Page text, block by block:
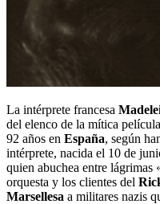
La intérprete francesa
del elenco de la mítica
92 años en España, según
intérprete, nacida el 10 de
quien abuchea entre lágrimas
orquesta y los clientes del
Marsellesa a militares nazis